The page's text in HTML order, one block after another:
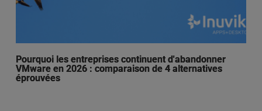
Pourquoi les entreprises continuent d'abandonner
VMware en 2026 : comparaison de 4 alternatives
éprouvées